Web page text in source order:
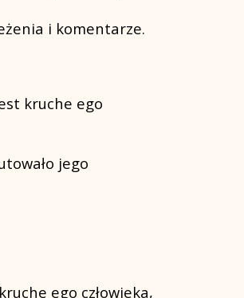
i komentarze.
kruche ego
jego
ego człowieka,